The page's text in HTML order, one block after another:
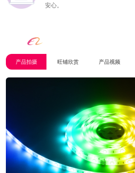
安心。
产品拍摄 旺铺欣赏 产品视频